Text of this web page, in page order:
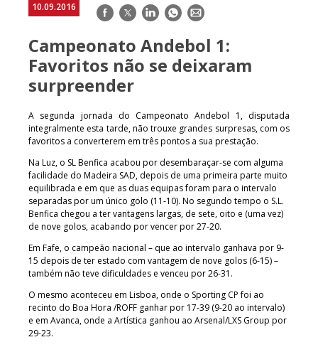
10.09.2016 Facebook
TwitterLinkedInWhatsApp
E-
Campeonato Andebol 1:
Favoritos não se deixaram
surpreender
A segunda jornada do Campeonato Andebol 1, disputada
integralmente esta tarde, não trouxe grandes surpresas, com os
favoritos a converterem em três pontos a sua prestação.
Na Luz, o SL Benfica acabou por desembaraçar-se com alguma
facilidade do Madeira SAD, depois de uma primeira parte muito
equilibrada e em que as duas equipas foram para o intervalo
separadas por um único golo (11-10). No segundo tempo o S.L.
Benfica chegou a ter vantagens largas, de sete, oito e (uma vez)
de nove golos, acabando por vencer por 27-20.
Em Fafe, o campeão nacional – que ao intervalo ganhava por 9-
15 depois de ter estado com vantagem de nove golos (6-15) –
também não teve dificuldades e venceu por 26-31.
O mesmo aconteceu em Lisboa, onde o Sporting CP foi ao
recinto do Boa Hora /ROFF ganhar por 17-39 (9-20 ao intervalo)
e em Avanca, onde a Artística ganhou ao Arsenal/LXS Group por
29-23.